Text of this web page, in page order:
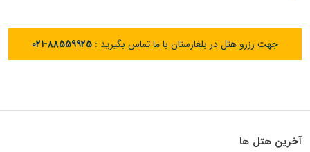
جهت رزرو هتل در بلغارستان با ما تماس بگیرید : ۰۲۱-۸۸۵۵۹۹۲۵
آخرین هتل ها